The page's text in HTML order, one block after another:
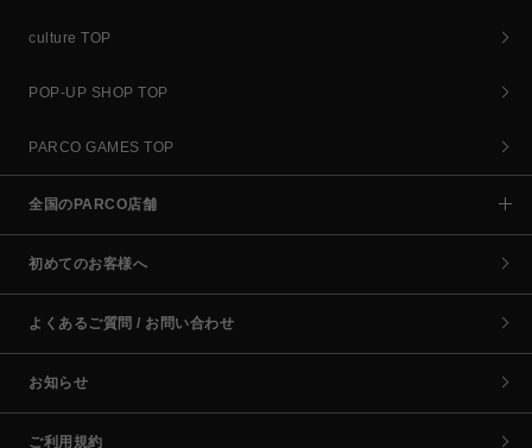
culture TOP
POP-UP SHOP TOP
PARCO GAMES TOP
全国のPARCO店舗
初めてのお客様へ
よくあるご質問 / お問い合わせ
お知らせ
ご利用規約